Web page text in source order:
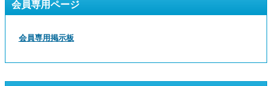
会員専用ページ
会員専用掲示板